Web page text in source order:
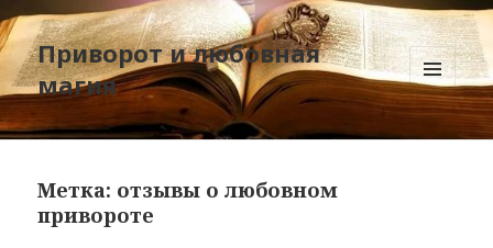
Приворот и любовная
магия
МЕНЮ
И
ВИДЖЕТЫ
Метка: отзывы о любовном
привороте